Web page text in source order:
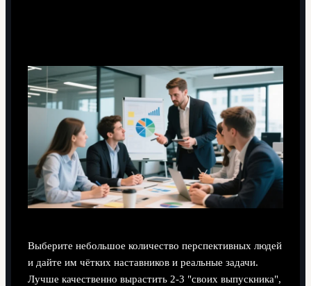
Выберите небольшое количество перспективных людей
и дайте им чётких наставников и реальные задачи.
Лучше качественно вырастить 2-3 "своих выпускника",